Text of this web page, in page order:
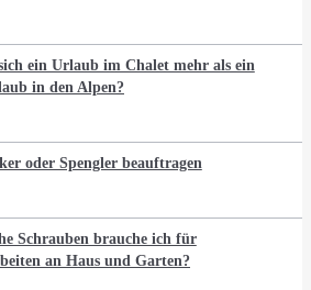
ein Urlaub im Chalet mehr als ein
in den Alpen?
oder Spengler beauftragen
Schrauben brauche ich für
an Haus und Garten?